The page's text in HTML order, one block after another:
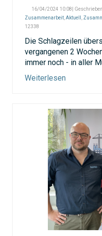
16/04/2024 10:08|
Zusammenarbeit Aktuell
12338
Die Schlagzeilen
vergangenen 2
immer noch - in aller
Weiterlesen